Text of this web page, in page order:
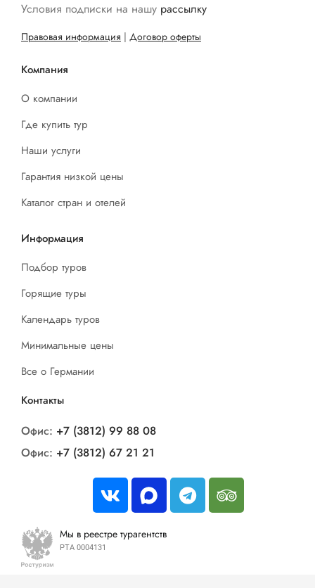
Условия подписки на нашу рассылку
Правовая информация | Договор оферты
Компания
О компании
Где купить тур
Наши услуги
Гарантия низкой цены
Каталог стран и отелей
Информация
Подбор туров
Горящие туры
Календарь туров
Минимальные цены
Все о Германии
Контакты
Офис: +7 (3812) 99 88 08
Офис: +7 (3812) 67 21 21
Мы в реестре турагентств
РТА 0004131